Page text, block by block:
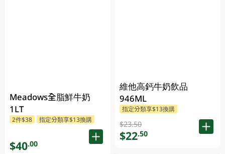
Meadows全脂鮮牛奶
1LT
2件$38 指定分類享$13換購
$40.00
維他高鈣牛奶飲品
946ML
指定分類享$13換購
$23.50
$22.50